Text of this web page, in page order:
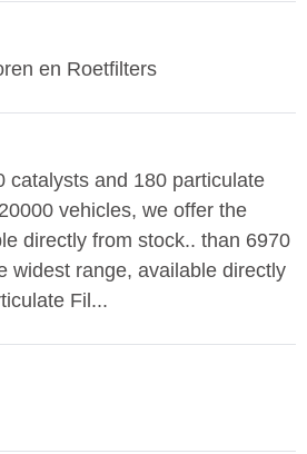
en Roetfilters
catalysts and 180 particulate
vehicles, we offer the
directly from stock.. than 6970
widest range, available directly
Fil...